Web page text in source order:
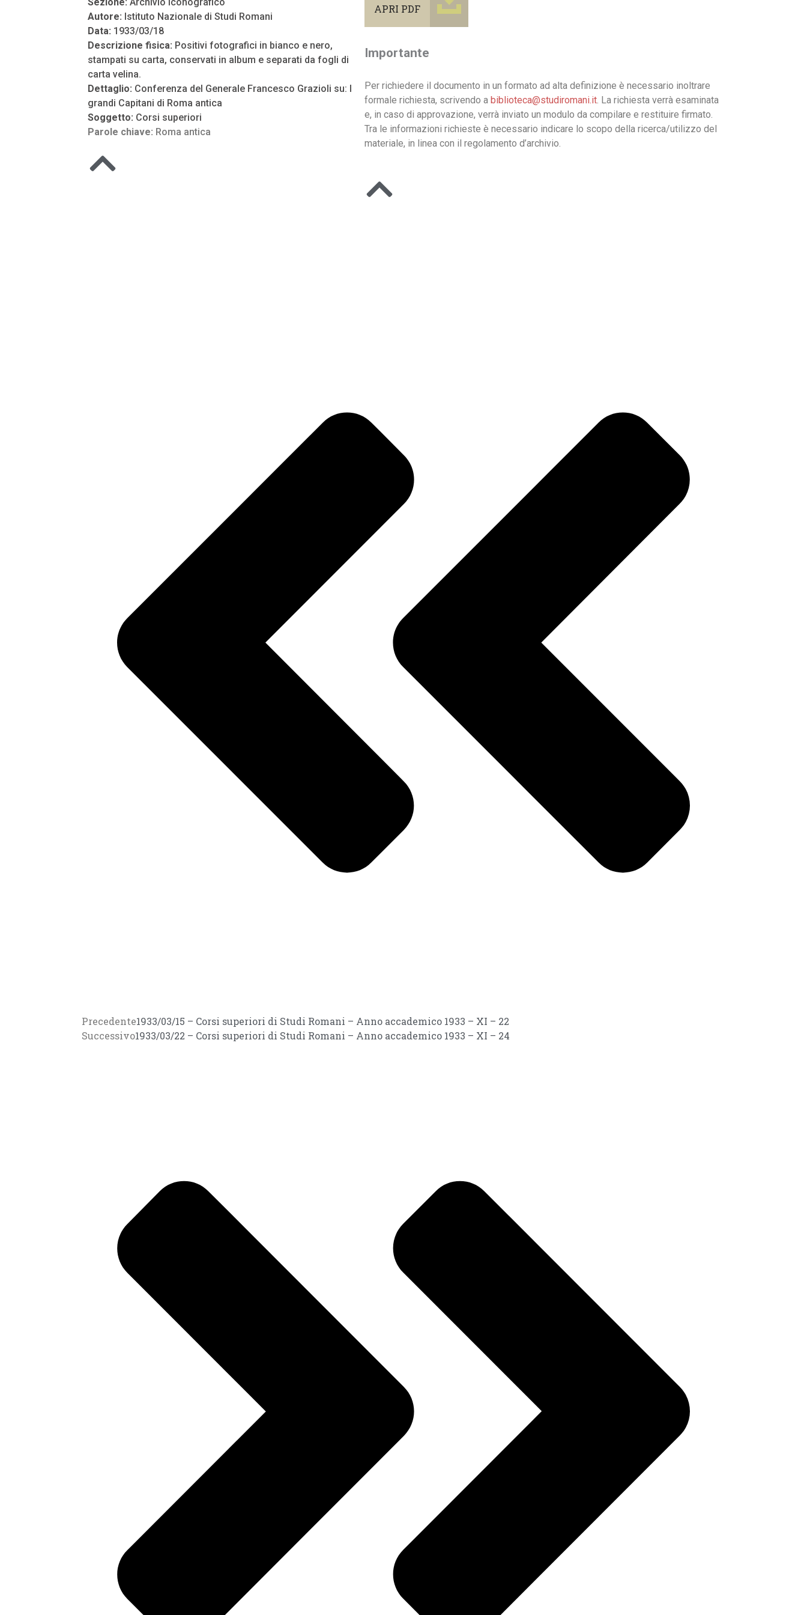
Autore: Istituto Nazionale di Studi Romani
Data: 1933/03/18
Descrizione fisica: Positivi fotografici in bianco e nero,
stampati su carta, conservati in album e separati da fogli di
carta velina.
Dettaglio: Conferenza del Generale Francesco Grazioli su: I
grandi Capitani di Roma antica
Soggetto: Corsi superiori
Parole chiave: Roma antica
APRI PDF
Importante
Per richiedere il documento in un formato ad alta definizione è necessario inoltrare
formale richiesta, scrivendo a biblioteca@studiromani.it. La richiesta verrà esaminata
e, in caso di approvazione, verrà inviato un modulo da compilare e restituire firmato.
Tra le informazioni richieste è necessario indicare lo scopo della ricerca/utilizzo del
materiale, in linea con il regolamento d’archivio.
Precedente1933/03/15 – Corsi superiori di Studi Romani – Anno accademico 1933 – XI – 22
Successivo1933/03/22 – Corsi superiori di Studi Romani – Anno accademico 1933 – XI – 24